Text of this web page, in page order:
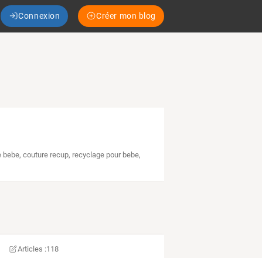
Connexion Créer mon blog
bebe,couture recup, recyclage pour bebe,
Articles :118